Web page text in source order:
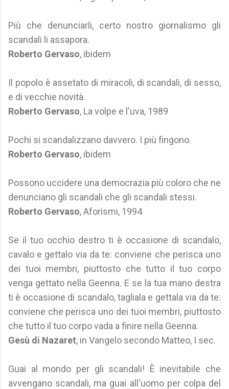
Più che denunciarli, certo nostro giornalismo gli
scandali li assapora.
Roberto Gervaso, ibidem
Il popolo è assetato di miracoli, di scandali, di sesso,
e di vecchie novità.
Roberto Gervaso, La volpe e l'uva, 1989
Pochi si scandalizzano davvero. I più fingono.
Roberto Gervaso, ibidem
Possono uccidere una democrazia più coloro che ne
denunciano gli scandali che gli scandali stessi.
Roberto Gervaso, Aforismi, 1994
Se il tuo occhio destro ti è occasione di scandalo,
cavalo e gettalo via da te: conviene che perisca uno
dei tuoi membri, piuttosto che tutto il tuo corpo
venga gettato nella Geenna. E se la tua mano destra
ti è occasione di scandalo, tagliala e gettala via da te:
conviene che perisca uno dei tuoi membri, piuttosto
che tutto il tuo corpo vada a finire nella Geenna.
Gesù di Nazaret, in Vangelo secondo Matteo, I sec.
Guai al mondo per gli scandali! È inevitabile che
avvengano scandali, ma guai all'uomo per colpa del